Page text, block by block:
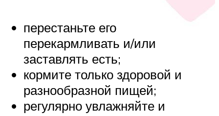
перестаньте его
перекармливать и/или
заставлять есть;
кормите только здоровой и
разнообразной пищей;
регулярно увлажняйте и